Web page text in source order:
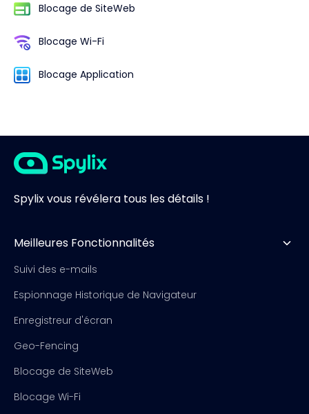
Blocage de SiteWeb
Blocage Wi-Fi
Blocage Application
Spylix vous révélera tous les détails !
Meilleures Fonctionnalités
Suivi des e-mails
Espionnage Historique de Navigateur
Enregistreur d'écran
Geo-Fencing
Blocage de SiteWeb
Blocage Wi-Fi